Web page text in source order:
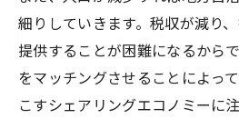
細りしていきます。税収が減り
提供することが困難になるから
をマッチングさせることによっ
こすシェアリングエコノミーに